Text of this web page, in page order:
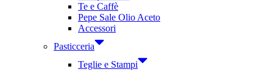
Te e Caffè
Pepe Sale Olio Aceto
Accessori
Pasticceria
Teglie e Stampi